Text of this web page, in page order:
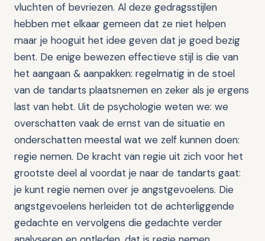
vluchten of bevriezen. Al deze gedragsstijlen
hebben met elkaar gemeen dat ze niet helpen
maar je hooguit het idee geven dat je goed bezig
bent. De enige bewezen effectieve stijl is die van
het aangaan & aanpakken: regelmatig in de stoel
van de tandarts plaatsnemen en zeker als je ergens
last van hebt. Uit de psychologie weten we: we
overschatten vaak de ernst van de situatie en
onderschatten meestal wat we zelf kunnen doen:
regie nemen. De kracht van regie uit zich voor het
grootste deel al voordat je naar de tandarts gaat:
je kunt regie nemen over je angstgevoelens. Die
angstgevoelens herleiden tot de achterliggende
gedachte en vervolgens die gedachte verder